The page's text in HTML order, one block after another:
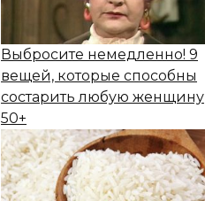
Выбросите немедленно! 9
вещей, которые способны
состapить любую женщину
50+